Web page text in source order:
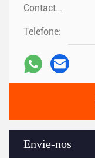
Contactos:
Telefone:
Envie-nos